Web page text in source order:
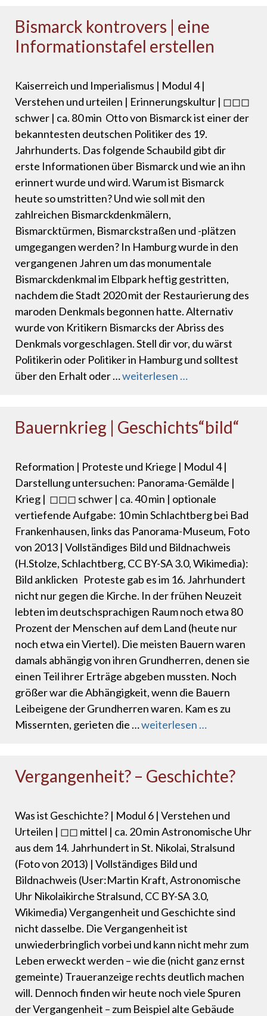
Bismarck kontrovers | eine
Informationstafel erstellen
Kaiserreich und Imperialismus | Modul 4 |
Verstehen und urteilen | Erinnerungskultur | ◻◻◻
schwer | ca. 80 min Otto von Bismarck ist einer der
bekanntesten deutschen Politiker des 19.
Jahrhunderts. Das folgende Schaubild gibt dir
erste Informationen über Bismarck und wie an ihn
erinnert wurde und wird. Warum ist Bismarck
heute so umstritten? Und wie soll mit den
zahlreichen Bismarckdenkmälern,
Bismarcktürmen, Bismarckstraßen und -plätzen
umgegangen werden? In Hamburg wurde in den
vergangenen Jahren um das monumentale
Bismarckdenkmal im Elbpark heftig gestritten,
nachdem die Stadt 2020 mit der Restaurierung des
maroden Denkmals begonnen hatte. Alternativ
wurde von Kritikern Bismarcks der Abriss des
Denkmals vorgeschlagen. Stell dir vor, du wärst
Politikerin oder Politiker in Hamburg und solltest
über den Erhalt oder …weiterlesen …
Bauernkrieg | Geschichts“bild“
Reformation | Proteste und Kriege | Modul 4 |
Darstellung untersuchen: Panorama-Gemälde |
Krieg | ◻◻◻ schwer | ca. 40 min | optionale
vertiefende Aufgabe: 10 min Schlachtberg bei Bad
Frankenhausen, links das Panorama-Museum, Foto
von 2013 | Vollständiges Bild und Bildnachweis
(H.Stolze, Schlachtberg, CC BY-SA 3.0, Wikimedia):
Bild anklicken Proteste gab es im 16. Jahrhundert
nicht nur gegen die Kirche. In der frühen Neuzeit
lebten im deutschsprachigen Raum noch etwa 80
Prozent der Menschen auf dem Land (heute nur
noch etwa ein Viertel). Die meisten Bauern waren
damals abhängig von ihren Grundherren, denen sie
einen Teil ihrer Erträge abgeben mussten. Noch
größer war die Abhängigkeit, wenn die Bauern
Leibeigene der Grundherren waren. Kam es zu
Missernten, gerieten die …weiterlesen …
Vergangenheit? – Geschichte?
Was ist Geschichte? | Modul 6 | Verstehen und
Urteilen | ◻◻ mittel | ca. 20 min Astronomische Uhr
aus dem 14. Jahrhundert in St. Nikolai, Stralsund
(Foto von 2013) | Vollständiges Bild und
Bildnachweis (User:Martin Kraft, Astronomische
Uhr Nikolaikirche Stralsund, CC BY-SA 3.0,
Wikimedia) Vergangenheit und Geschichte sind
nicht dasselbe. Die Vergangenheit ist
unwiederbringlich vorbei und kann nicht mehr zum
Leben erweckt werden – wie die (nicht ganz ernst
gemeinte) Traueranzeige rechts deutlich machen
will. Dennoch finden wir heute noch viele Spuren
der Vergangenheit – zum Beispiel alte Gebäude